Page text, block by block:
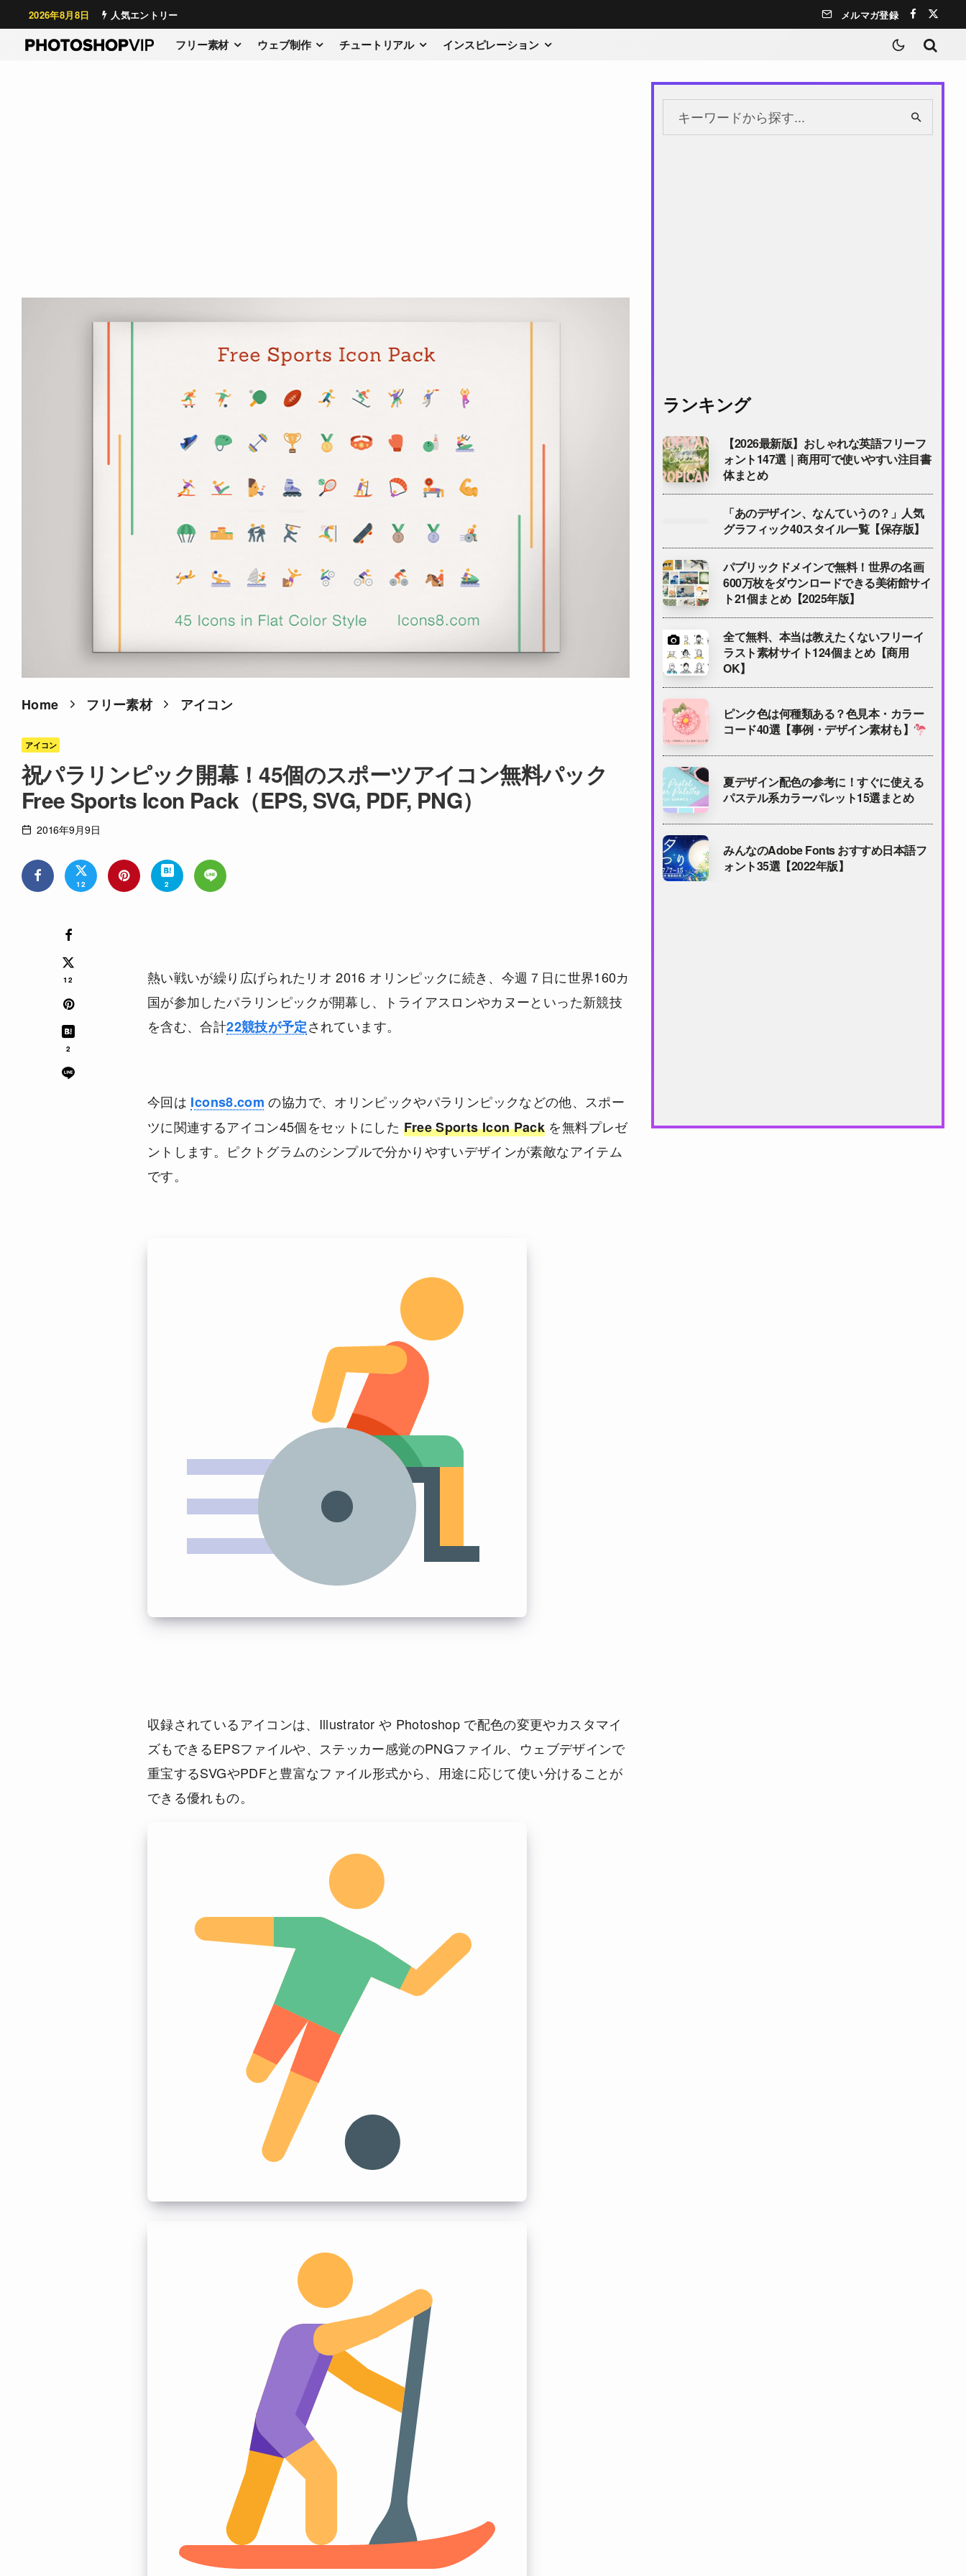
2026年8月8日 人気エントリー メルマガ登録
フリー素材 ウェブ制作 チュートリアル インスピレーション
Home フリー素材 アイコン
アイコン
祝パラリンピック開幕！45個のスポーツアイコン無料パック
Free Sports Icon Pack（EPS, SVG, PDF, PNG）
2016年9月9日
12 2
12
2
熱い戦いが繰り広げられたリオ 2016 オリンピックに続き、今週７日に世界160カ
国が参加したパラリンピックが開幕し、トライアスロンやカヌーといった新競技
を含む、合計22競技が予定されています。
今回は Icons8.com の協力で、オリンピックやパラリンピックなどの他、スポー
ツに関連するアイコン45個をセットにした Free Sports Icon Pack を無料プレゼ
ントします。ピクトグラムのシンプルで分かりやすいデザインが素敵なアイテム
です。
収録されているアイコンは、Illustrator や Photoshop で配色の変更やカスタマイ
ズもできるEPSファイルや、ステッカー感覚のPNGファイル、ウェブデザインで
重宝するSVGやPDFと豊富なファイル形式から、用途に応じて使い分けることが
できる優れもの。
ランキング
【2026最新版】おしゃれな英語フリーフ
ォント147選｜商用可で使いやすい注目書
体まとめ
「あのデザイン、なんていうの？」人気
グラフィック40スタイル一覧【保存版】
パブリックドメインで無料！世界の名画
600万枚をダウンロードできる美術館サイ
ト21個まとめ【2025年版】
全て無料、本当は教えたくないフリーイ
ラスト素材サイト124個まとめ【商用
OK】
ピンク色は何種類ある？色見本・カラー
コード40選【事例・デザイン素材も】
夏デザイン配色の参考に！すぐに使える
パステル系カラーパレット15選まとめ
みんなのAdobe Fonts おすすめ日本語フ
ォント35選【2022年版】